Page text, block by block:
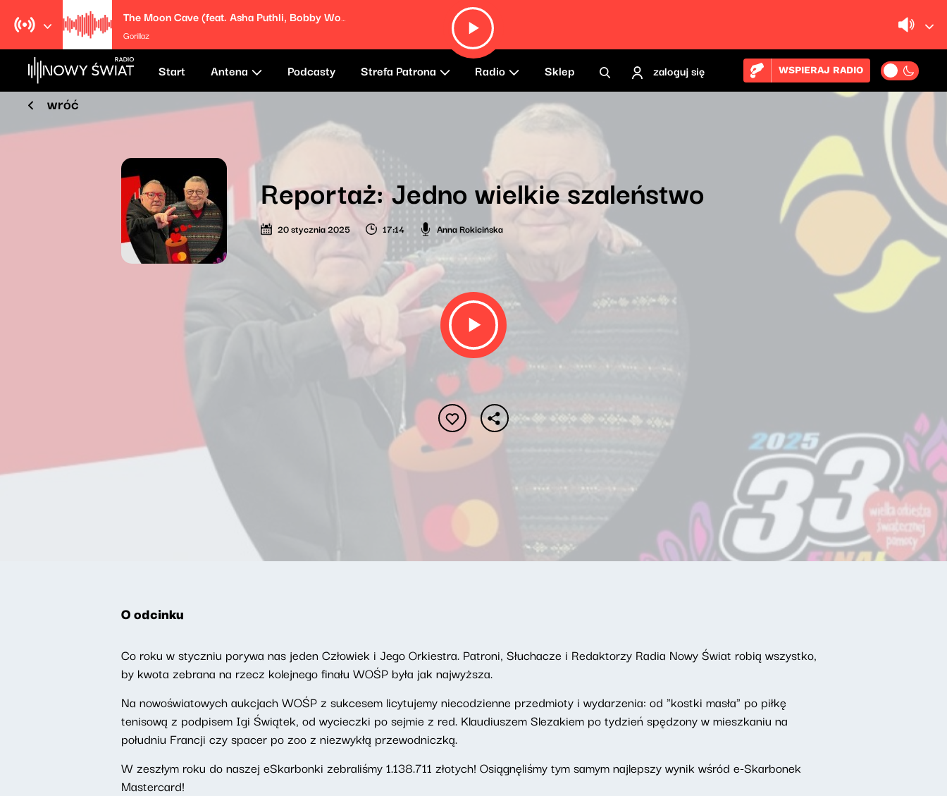
The Moon Cave (feat. Asha Puthli, Bobby Womack, Dave Jolicoeur, Jalen Ngonda and Black Thought)
Gorillaz
Start Antena Podcasty Strefa Patrona Radio Sklep zaloguj się WSPIERAJ RADIO
wróć
Reportaż: Jedno wielkie szaleństwo
20 stycznia 2025 17:14 Anna Rokicińska
O odcinku
Co roku w styczniu porywa nas jeden Człowiek i Jego Orkiestra. Patroni, Słuchacze i Redaktorzy Radia Nowy Świat robią wszystko,
by kwota zebrana na rzecz kolejnego finału WOŚP była jak najwyższa.
Na nowoświatowych aukcjach WOŚP z sukcesem licytujemy niecodzienne przedmioty i wydarzenia: od "kostki masła" po piłkę
tenisową z podpisem Igi Świątek, od wycieczki po sejmie z red. Klaudiuszem Slezakiem po tydzień spędzony w mieszkaniu na
południu Francji czy spacer po zoo z niezwykłą przewodniczką.
W zeszłym roku do naszej eSkarbonki zebraliśmy 1.138.711 złotych! Osiągnęliśmy tym samym najlepszy wynik wśród e-Skarbonek
Mastercard!